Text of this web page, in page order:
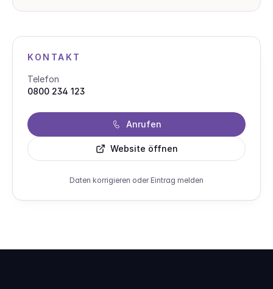
KONTAKT
Telefon
0800 234 123
Anrufen
Website öffnen
Daten korrigieren oder Eintrag melden